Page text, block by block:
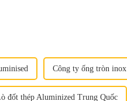
Công ty ống tròn inox
đốt thép Aluminized Trung Quốc